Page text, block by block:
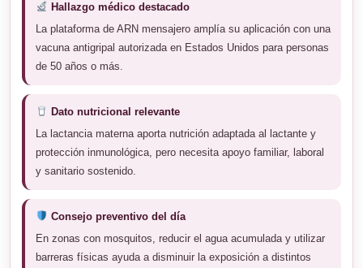
Hallazgo médico destacado
La plataforma de ARN mensajero amplía su aplicación con una
vacuna antigripal autorizada en Estados Unidos para personas
de 50 años o más.
Dato nutricional relevante
La lactancia materna aporta nutrición adaptada al lactante y
protección inmunológica, pero necesita apoyo familiar, laboral
y sanitario sostenido.
Consejo preventivo del día
En zonas con mosquitos, reducir el agua acumulada y utilizar
barreras físicas ayuda a disminuir la exposición a distintos